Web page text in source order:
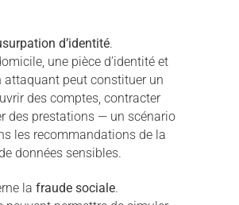
d’identité.
une pièce d’identité et
peut constituer un
des comptes, contracter
des prestations — un scénario
les recommandations de la
données sensibles.
la fraude sociale.